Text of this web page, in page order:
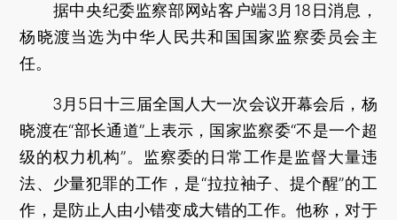
据中央纪委监察部网站客户端3月18日消息，
杨晓渡当选为中华人民共和国国家监察委员会主
任。
3月5日十三届全国人大一次会议开幕会后，杨
晓渡在“部长通道”上表示，国家监察委“不是一个超
级的权力机构”。监察委的日常工作是监督大量违
法、少量犯罪的工作，是“拉拉袖子、提个醒”的工
作，是防止人由小错变成大错的工作。他称，对于